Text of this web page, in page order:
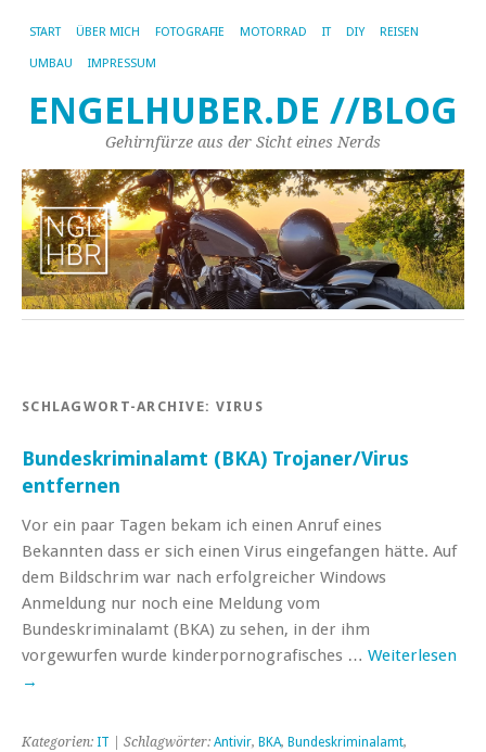
START ÜBER MICH FOTOGRAFIE MOTORRAD IT DIY REISEN
UMBAU IMPRESSUM
ENGELHUBER.DE //BLOG
Gehirnfürze aus der Sicht eines Nerds
SCHLAGWORT-ARCHIVE: VIRUS
Bundeskriminalamt (BKA) Trojaner/Virus
entfernen
Vor ein paar Tagen bekam ich einen Anruf eines
Bekannten dass er sich einen Virus eingefangen hätte. Auf
dem Bildschrim war nach erfolgreicher Windows
Anmeldung nur noch eine Meldung vom
Bundeskriminalamt (BKA) zu sehen, in der ihm
vorgewurfen wurde kinderpornografisches … Weiterlesen
→
Kategorien: IT | Schlagwörter: Antivir, BKA, Bundeskriminalamt,